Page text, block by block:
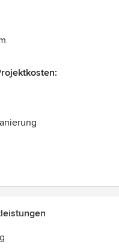
auf kleine
2425755 für barrierefreie